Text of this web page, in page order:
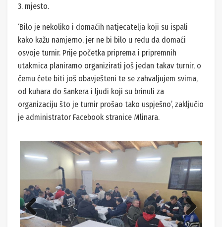
3. mjesto.
‘Bilo je nekoliko i domaćih natjecatelja koji su ispali
kako kažu namjerno, jer ne bi bilo u redu da domaći
osvoje turnir. Prije početka priprema i pripremnih
utakmica planiramo organizirati još jedan takav turnir, o
čemu ćete biti još obavješteni te se zahvaljujem svima,
od kuhara do šankera i ljudi koji su brinuli za
organizaciju što je turnir prošao tako uspješno’, zaključio
je administrator Facebook stranice Mlinara.
Previ Next